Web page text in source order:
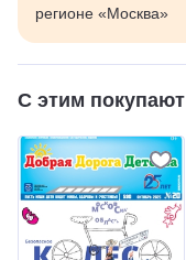
регионе «Москва»
С этим покупают